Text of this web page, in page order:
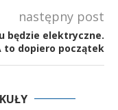
następny post
będzie elektryczne.
to dopiero początek